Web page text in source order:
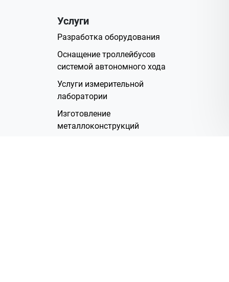
Услуги
Разработка оборудования
Оснащение троллейбусов
системой автономного хода
Услуги измерительной
лаборатории
Изготовление
металлоконструкций